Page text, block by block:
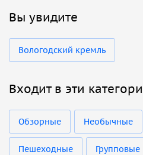
Вы увидите
Вологодский кремль
Входит в эти
Обзорные Необычные
Пешеходные Групповые